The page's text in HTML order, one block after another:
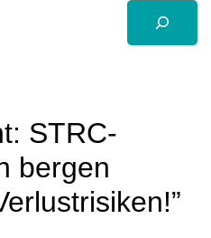
Suchen
STRC-
bergen